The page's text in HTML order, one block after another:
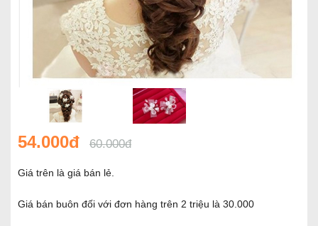
54.000đ 60.000đ
Giá trên là giá bán lẻ.
Giá bán buôn đối với đơn hàng trên 2 triệu là 30.000